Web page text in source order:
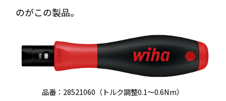
のがこの製品。
品番：28521060（トルク調整0.1～0.6Nm）